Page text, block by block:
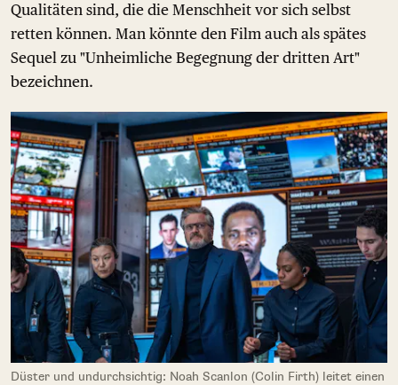
Qualitäten sind, die die Menschheit vor sich selbst
retten können. Man könnte den Film auch als spätes
Sequel zu "Unheimliche Begegnung der dritten Art"
bezeichnen.
Düster und undurchsichtig: Noah Scanlon (Colin Firth) leitet einen